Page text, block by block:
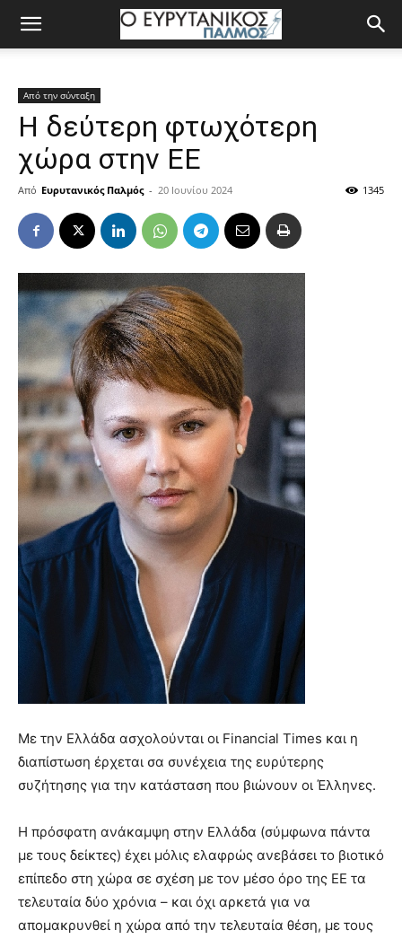
Από την σύνταξη
Η δεύτερη φτωχότερη
χώρα στην ΕΕ
Από Ευρυτανικός Παλμός - 20 Ιουνίου 2024 1345
Με την Ελλάδα ασχολούνται οι Financial Times και η
διαπίστωση έρχεται σα συνέχεια της ευρύτερης
συζήτησης για την κατάσταση που βιώνουν οι Έλληνες.
Η πρόσφατη ανάκαμψη στην Ελλάδα (σύμφωνα πάντα
με τους δείκτες) έχει μόλις ελαφρώς ανεβάσει το βιοτικό
επίπεδο στη χώρα σε σχέση με τον μέσο όρο της ΕΕ τα
τελευταία δύο χρόνια – και όχι αρκετά για να
απομακρυνθεί η χώρα από την τελευταία θέση, με τους